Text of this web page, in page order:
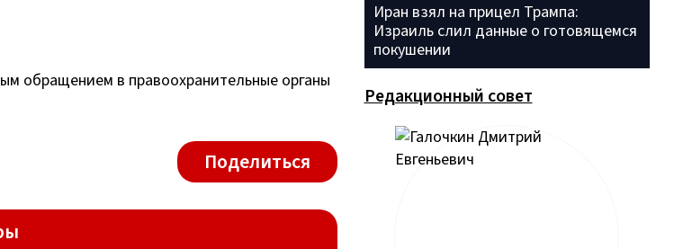
обращением в правоохранительные органы
Поделиться
Иран взял на прицел Трампа:
Израиль слил данные о готовящемся
покушении
Редакционный совет